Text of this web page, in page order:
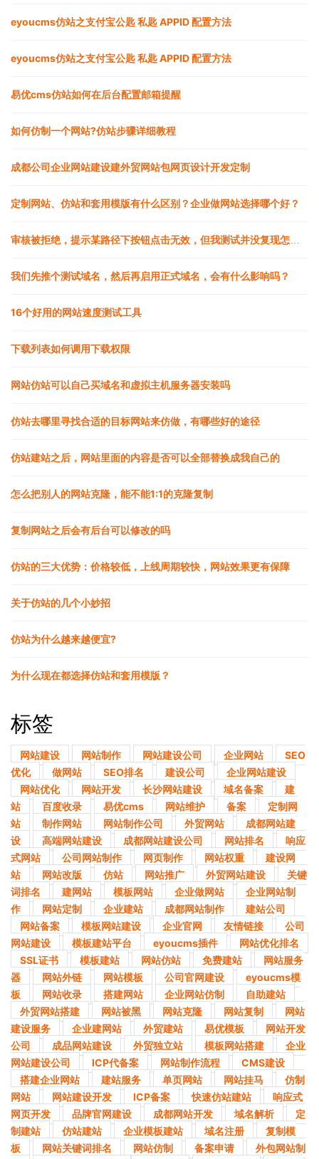
eyoucms仿站之支付宝公匙 私匙 APPID 配置方法
eyoucms仿站之支付宝公匙 私匙 APPID 配置方法
易优cms仿站如何在后台配置邮箱提醒
如何仿制一个网站?仿站步骤详细教程
成都公司企业网站建设建外贸网站包网页设计开发定制
定制网站、仿站和套用模版有什么区别？企业做网站选择哪个好？
我们先推个测试域名，然后再启用正式域名，会有什么影响吗？
16个好用的网站速度测试工具
下载列表如何调用下载权限
网站仿站可以自己买域名和虚拟主机服务器安装吗
仿站去哪里寻找合适的目标网站来仿做，有哪些好的途径
仿站建站之后，网站里面的内容是否可以全部替换成我自己的
怎么把别人的网站克隆，能不能1:1的克隆复制
复制网站之后会有后台可以修改的吗
仿站的三大优势：价格较低，上线周期较快，网站效果更有保障
关于仿站的几个小妙招
仿站为什么越来越便宜?
为什么现在都选择仿站和套用模版？
标签
网站建设 网站制作 网站建设公司 企业网站
SEO
优化
做网站 SEO排名 建设公司
企业网站建设
网站优化
网站开发 长沙网站建设 域名备案
建
站
百度收录 易优cms 网站维护 备案
定制网
站
制作网站 网站制作公司 外贸网站
成都网站建
设
高端网站建设 成都网站建设公司 网站排名
响应
式网站
公司网站制作 网页制作 网站权重
建设网
站
网站改版 仿站 网站推广 外贸网站建设
关键
词排名
建网站 模板网站 企业做网站
企业网站制
作
网站定制 企业建站 成都网站制作
建站公司
网站备案
模板网站建设 企业官网 友情链接
公司
网站建设
模板建站平台 eyoucms插件
网站优化排名
SSL证书
模板建站 网站仿站 免费建站
网站服务
器
网站外链 网站模板 公司官网建设
eyoucms模
板
网站收录 搭建网站 企业网站仿制
自助建站
外贸网站搭建
网站被黑 网站克隆 网站复制
网站
建设服务
企业建网站 外贸建站 易优模板
网站开发
公司
成品网站建设 外贸独立站 模板网站搭建
企业
网站建设公司
ICP代备案 网站制作流程
CMS建设
搭建企业网站
建站服务 单页网站 网站挂马
仿制
网站
网站建设开发 ICP备案 快速仿站建站
响应式
网页开发
品牌官网建设 成都网站开发 域名解析
定
制建站
仿站建站 企业模板建站 域名注册
复制模
板
网站关键词排名 网站仿制 备案申请 外包网站制